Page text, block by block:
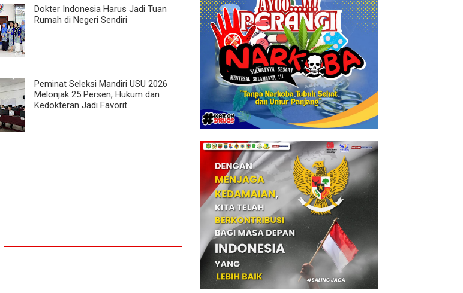
Dokter Indonesia Harus Jadi Tuan
Rumah di Negeri Sendiri
Peminat Seleksi Mandiri USU 2026
Melonjak 25 Persen, Hukum dan
Kedokteran Jadi Favorit